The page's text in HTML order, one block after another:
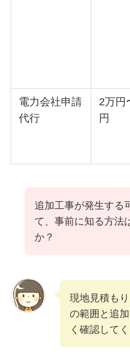
電力会社申請
代行
2万円
円
追加工事が発生する
て、事前に知る方法
か？
現地見積も
の範囲と追
く確認してく